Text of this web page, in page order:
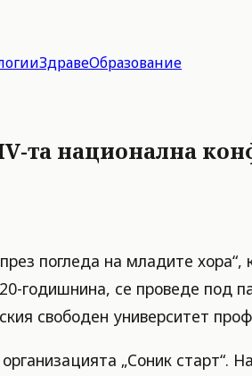
ЗдравеОбразование
та национална
погледа на младите хора“,
годишнина, се проведе под
свободен университет
„Соник старт“.